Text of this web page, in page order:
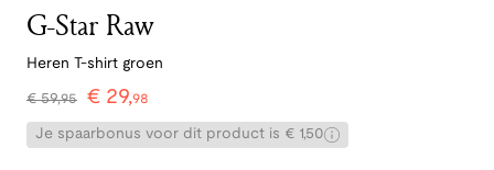
G-Star Raw
Heren T-shirt groen
€59,95 € 29,98
Je spaarbonus voor dit product is € 1,50